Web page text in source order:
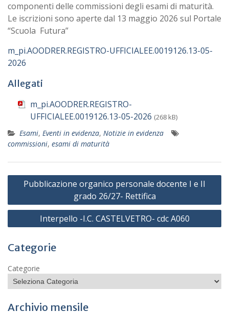
componenti delle commissioni degli esami di maturità.
Le iscrizioni sono aperte dal 13 maggio 2026 sul Portale
“Scuola Futura”
m_pi.AOODRER.REGISTRO-UFFICIALEE.0019126.13-05-
2026
Allegati
m_pi.AOODRER.REGISTRO-
UFFICIALEE.0019126.13-05-2026 (268 kB)
Esami, Eventi in evidenza, Notizie in evidenza
commissioni, esami di maturità
Navigazione
Pubblicazione organico personale docente I e II
grado 26/27- Rettifica
Interpello -I.C. CASTELVETRO- cdc A060
Categorie
Categorie
Archivio mensile